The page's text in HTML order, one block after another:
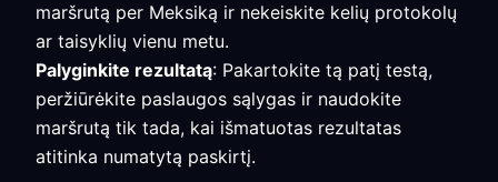
maršrutą per Meksiką ir nekeiskite kelių protokolų
ar taisyklių vienu metu.
Palyginkite rezultatą: Pakartokite tą patį testą,
peržiūrėkite paslaugos sąlygas ir naudokite
maršrutą tik tada, kai išmatuotas rezultatas
atitinka numatytą paskirtį.